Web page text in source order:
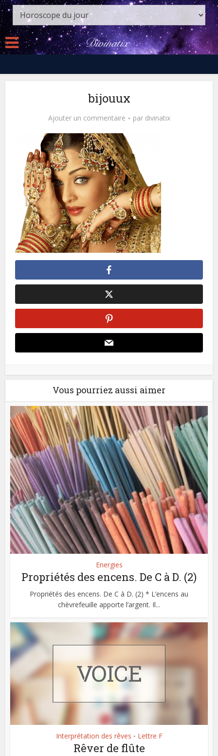
bijouux
Ajouter un commentaire par divinatix
Vous pourriez aussi aimer
Energies
Propriétés des encens. De C à D. (2)
Propriétés des encens. De C à D. (2) * L’encens au
chèvrefeuille apporte l’argent. Il...
Interprétation des rêves • Lettre F
Rêver de flûte